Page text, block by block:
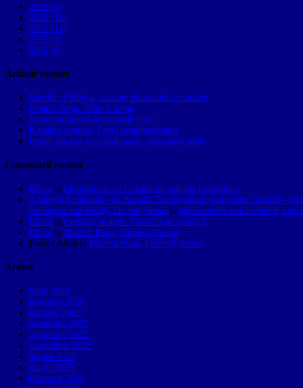
2026 (4)
2025 (10)
2024 (12)
2023 (9)
2022 (8)
Articole recente
Mardin și Midyat, născute din nahitul Anatoliei
Palatul Troja, Zámek Troja
Vltava pragheză și podurile ei (I)
Kalaallit Nunaat, Țara Groenlandezilor
Praga, un oraș accesibil oricui (informații utile)
Comentarii recente
Elvira la Monumento ao Calceteiro, calçada portuguesa
Azulejos & calçada - cu Jurnalul Bucureștiului (publicație cultural –
education and R&D). Dr. ing. Sebas la Monumento ao Calceteiro,
Elvira la Creştini, se aude TOACA pe la schit!
Elvira la Muzeul Popa, Târpeşti Neamţ
Panica Alina la Muzeul Popa, Târpeşti Neamţ
Arhive
iunie 2026
februarie 2026
ianuarie 2026
noiembrie 2025
octombrie 2025
septembrie 2025
august 2025
martie 2025
februarie 2025